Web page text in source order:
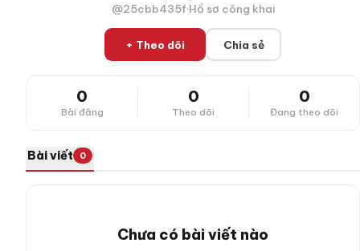
@25cbb435f·Hồ sơ công khai
0
Bài đăng
0
Theo dõi
0
Đang theo dõi
+ Theo dõi Chia sẻ
Bài viết 0
Chưa có bài viết nào